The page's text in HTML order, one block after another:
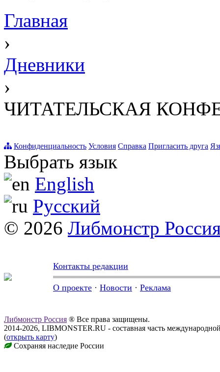
Главная
›
Дневники
›
ЧИТАТЕЛЬСКАЯ
Конфиденциальность Условия Справка Пригласить друга
Выбрать язык
English
Русский
© 2026 Либмонстр
Контакты редакции
О проекте · Новости · Реклама
Либмонстр Россия ® Все права защищены.
2014-2026, LIBMONSTER.RU - составная часть
(открыть карту)
Сохраняя наследие России